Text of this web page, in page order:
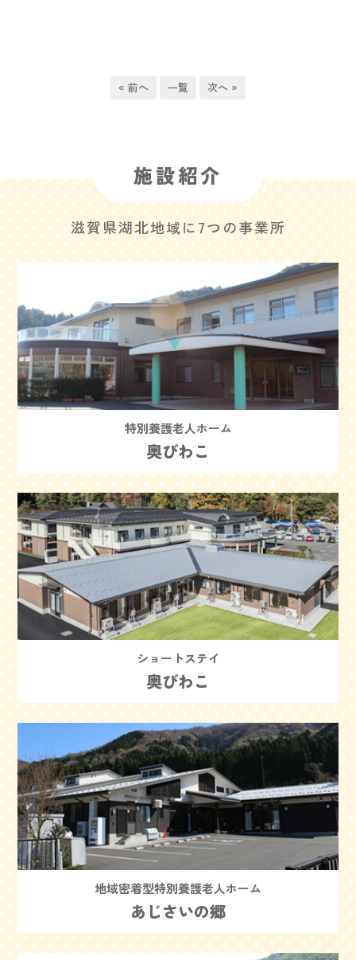
« 前へ 一覧 次へ »
施設紹介
滋賀県湖北地域に7つの事業所
特別養護老人ホーム
奥びわこ
ショートステイ
奥びわこ
地域密着型特別養護老人ホーム
あじさいの郷